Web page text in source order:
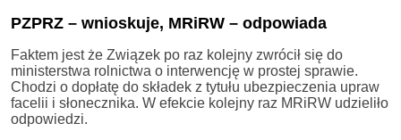
PZPRZ – wnioskuje, MRiRW – odpowiada
Faktem jest że Związek po raz kolejny zwrócił się do
ministerstwa rolnictwa o interwencję w prostej sprawie.
Chodzi o dopłatę do składek z tytułu ubezpieczenia upraw
facelii i słonecznika. W efekcie kolejny raz MRiRW udzieliło
odpowiedzi.